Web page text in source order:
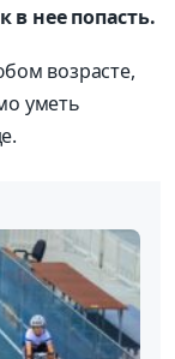
в нее попасть.
возрасте,
уметь